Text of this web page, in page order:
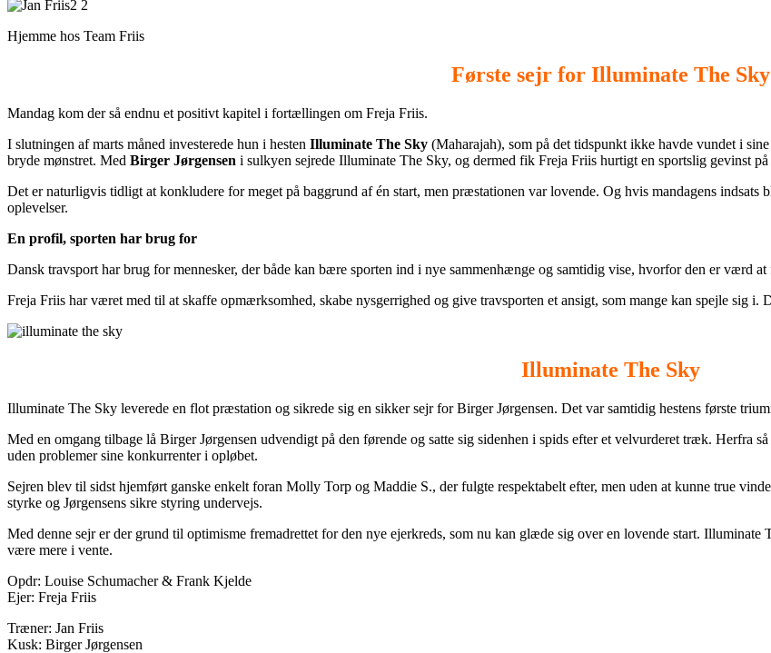
Hjemme hos Team Friis
Første sejr for Illuminate The Sky
Mandag kom der så endnu et positivt kapitel i fortællingen om Freja Friis.
I slutningen af marts måned investerede hun i hesten Illuminate The Sky (Maharajah), som på det tidspunkt ikke havde vundet i
bryde mønstret. Med Birger Jørgensen i sulkyen sejrede Illuminate The Sky, og dermed fik Freja Friis hurtigt en sportslig gevinst
Det er naturligvis tidligt at konkludere for meget på baggrund af én start, men præstationen var lovende. Og hvis mandagens
oplevelser.
En profil, sporten har brug for
Dansk travsport har brug for mennesker, der både kan bære sporten ind i nye sammenhænge og samtidig vise, hvorfor den er værd at
Freja Friis har været med til at skaffe opmærksomhed, skabe nysgerrighed og give travsporten et ansigt, som mange kan spejle sig
Illuminate The Sky
Illuminate The Sky leverede en flot præstation og sikrede sig en sikker sejr for Birger Jørgensen. Det var samtidig hestens første
Med en omgang tilbage lå Birger Jørgensen udvendigt på den førende og satte sig sidenhen i spids efter et velvurderet træk. Herfra
uden problemer sine konkurrenter i opløbet.
Sejren blev til sidst hjemført ganske enkelt foran Molly Torp og Maddie S., der fulgte respektabelt efter, men uden at kunne true
styrke og Jørgensens sikre styring undervejs.
Med denne sejr er der grund til optimisme fremadrettet for den nye ejerkreds, som nu kan glæde sig over en lovende start.
være mere i vente.
Opdr: Louise Schumacher & Frank Kjelde
Ejer: Freja Friis
Træner: Jan Friis
Kusk: Birger Jørgensen